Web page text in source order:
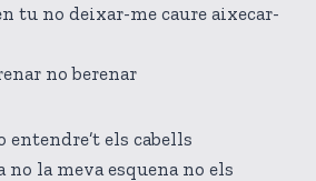
tu no deixar-me caure aixecar-
no berenar
entendre’t els cabells
no la meva esquena no els